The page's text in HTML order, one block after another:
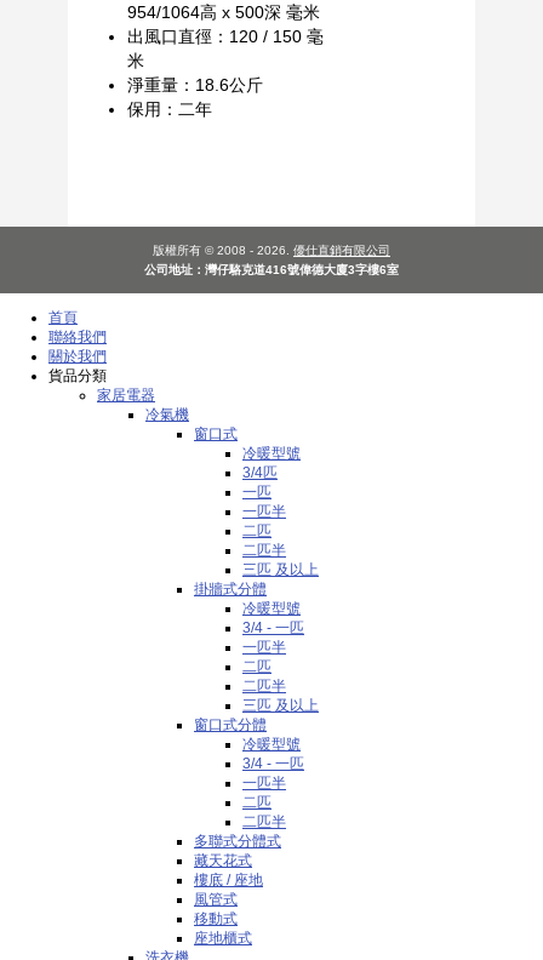
954/1064高 x 500深 毫米
出風口直徑：120 / 150 毫
米
淨重量：18.6公斤
保用：二年
版權所有 © 2008 - 2026. 優仕直銷有限公司
公司地址：灣仔駱克道416號偉德大廈3字樓6室
首頁
聯絡我們
關於我們
貨品分類
家居電器
冷氣機
窗口式
冷暖型號
3/4匹
一匹
一匹半
二匹
二匹半
三匹 及以上
掛牆式分體
冷暖型號
3/4 - 一匹
一匹半
二匹
二匹半
三匹 及以上
窗口式分體
冷暖型號
3/4 - 一匹
一匹半
二匹
二匹半
多聯式分體式
藏天花式
樓底 / 座地
風管式
移動式
座地櫃式
洗衣機